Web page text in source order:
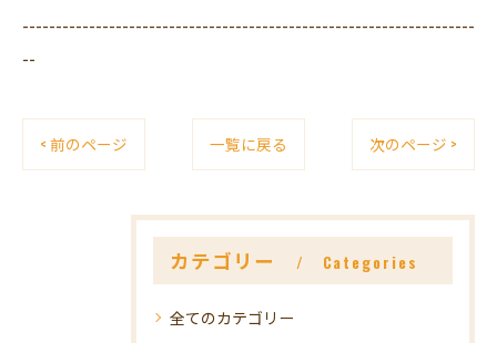
--------------------------------------------------------------------
--
< 前のページ 一覧に戻る 次のページ >
カテゴリー Categories
全てのカテゴリー